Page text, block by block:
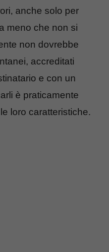
anche solo per
meno che non si
non dovrebbe
accreditati
e con un
è praticamente
loro caratteristiche.